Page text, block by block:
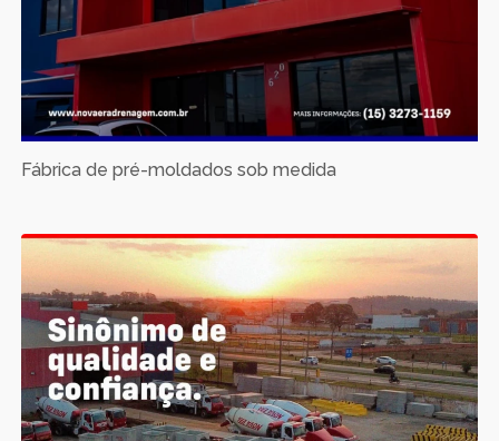
Fábrica de pré-moldados sob medida